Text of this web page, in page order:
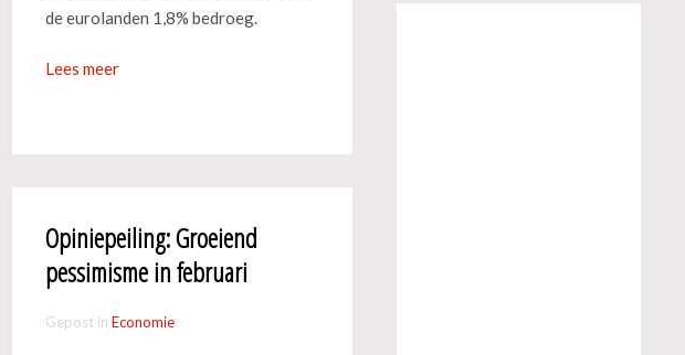
de eurolanden 1,8% bedroeg.
Lees meer
Opiniepeiling: Groeiend
pessimisme in februari
Gepost inEconomie